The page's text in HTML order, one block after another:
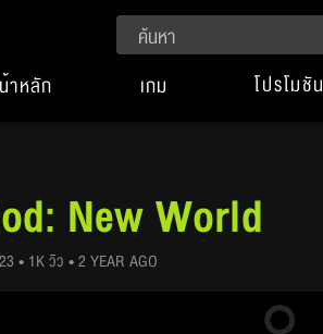
ค้นหา
าหลัก
เกม โปรโมชัน
New World
• 1K วิว • 2 YEAR AGO